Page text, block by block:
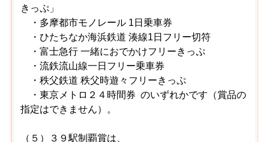
きっぷ」
・多摩都市モノレール 1日乗車券
・ひたちなか海浜鉄道 湊線1日フリー切符
・富士急行 一緒におでかけフリーきっぷ
・流鉄流山線一日フリー乗車券
・秩父鉄道 秩父時遊々フリーきっぷ
・東京メトロ２４時間券 のいずれかです（賞品の
指定はできません）。
（５）３９駅制覇賞は、